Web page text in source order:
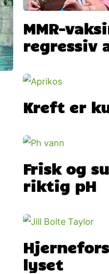
MMR-
regressiv
Kreft er
Frisk og
riktig pH
lyset